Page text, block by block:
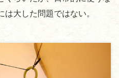
大した問題ではない。